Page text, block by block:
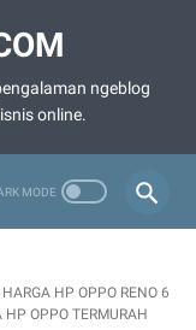
ngeblog
online.
HARGA HP OPPO RENO 6
HP OPPO TERMURAH